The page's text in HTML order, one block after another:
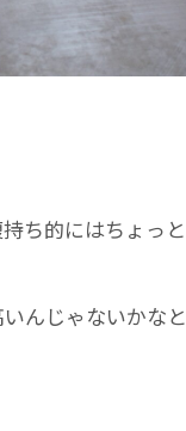
ち的にはちょっと
んじゃないかなと